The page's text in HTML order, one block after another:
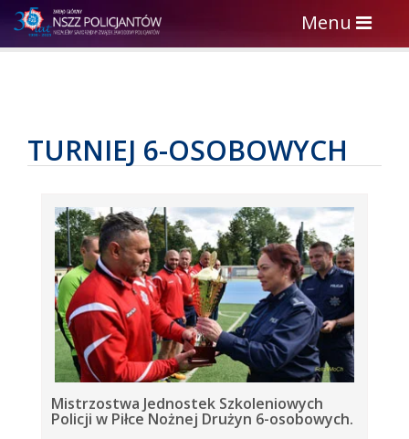
Toggle
navigation
Menu
TURNIEJ 6-OSOBOWYCH
Mistrzostwa Jednostek Szkoleniowych
Policji w Piłce Nożnej Drużyn 6-osobowych.